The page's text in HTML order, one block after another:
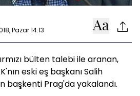
Pazar 14:13
bülten talebi ile aranan,
eski eş başkanı Salih
başkenti Prag'da yakalandı.